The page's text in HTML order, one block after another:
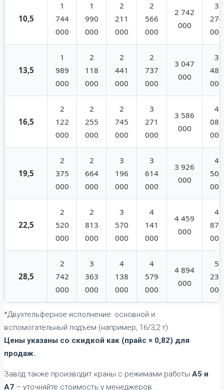
10,5
1
744
000
1
990
000
2
211
000
2
566
000
2 742
000
3
274
000
13,5
1
989
000
2
118
000
2
441
000
2
737
000
3 047
000
3
487
000
16,5
2
122
000
2
255
000
2
745
000
3
271
000
3 586
000
4
087
000
19,5
2
375
000
2
664
000
3
196
000
3
614
000
3 926
000
4
506
000
22,5
2
520
000
2
813
000
3
570
000
4
141
000
4 459
000
4
879
000
28,5
2
742
000
3
363
000
4
138
000
4
579
000
4 894
000
5
235
000
*Двухтельферное исполнение: основной и
вспомогательный подъём (например, 16/3,2 т).
Цены указаны со скидкой как (прайс × 0,82) для
продаж.
Завод также производит краны с режимами работы А5 и
А7 – уточняйте стоимость у менеджеров.